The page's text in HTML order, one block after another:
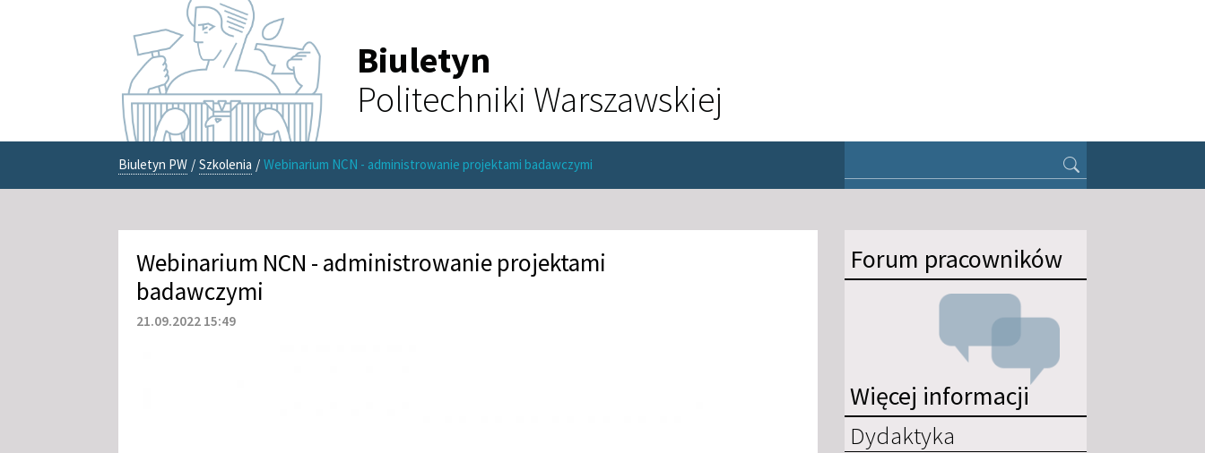
Biuletyn
Politechniki Warszawskiej
Biuletyn PW / Szkolenia / Webinarium NCN - administrowanie projektami badawczymi
Webinarium NCN - administrowanie projektami
badawczymi
21.09.2022 15:49
Forum pracowników
Więcej informacji
Dydaktyka